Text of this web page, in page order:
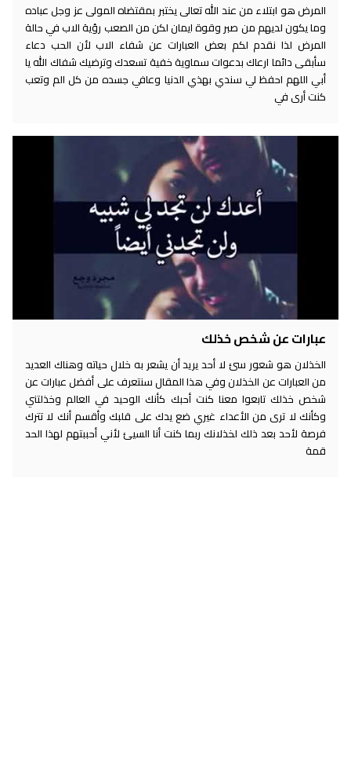
المرض هو ابتلاء من عند الله تعالى يختبر بمقتضاه المولى عز وجل عباده
وما يكون لديهم من صبر وقوة ايمان لكن من الصعب رؤية الاب في حالة
المرض لذا نقدم لكم بعض العبارات عن شفاء الاب لأن الحب دعاء
سأبقى دائما ارعاك بدعوات سماوية خفية تسعدك وترضيك شفاك الله يا
أبي اللهم احفظ لي سندي بهذي الدنيا وعافي جسده من كل الم وتعب
كنت أرى في
عبارات عن شخص خذلك
الخذلان هو شعور سئ لا أحد يريد أن يشعر به خلال حياته وهناك العديد
من العبارات عن الخذلان وفي هذا المقال سنتعرف على أفضل عبارات عن
شخص خذلك تابعوا معنا كنت أحبك كأنك الوحيد في العالم وخذلتني
وكأنك لا ترى من الأعداء غيري ضع يدك على قلبك وأقسم أنك لا تترك
فرصة لأحد بعد ذلك لخذلانك ربما كنت أنا السيئ لأني أحببتهم لهذا الحد
قمة